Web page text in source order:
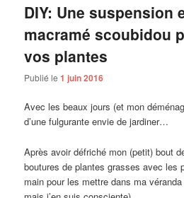
DIY: Une suspension
macramé scoubidou
vos plantes
Publié le1 juin 2016
Avec les beaux jours (et mon
d’une fulgurante envie de jardiner…
Après avoir défriché mon (petit) bout
boutures de plantes grasses avec les
main pour les mettre dans ma